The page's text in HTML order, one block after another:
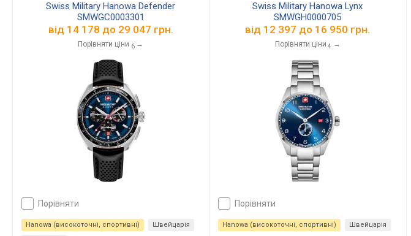
Swiss Military Hanowa Defender
SMWGC0003301
від 14 178 до 29 047 грн.
Порівняти ціни 6 →
порівняти
Hanowa (високоточні, спортивні)
Швейцарія
Swiss Military Hanowa Lynx
SMWGH0000705
від 12 397 до 16 950 грн.
Порівняти ціни 4 →
порівняти
Hanowa (високоточні, спортивні) Швейцарія